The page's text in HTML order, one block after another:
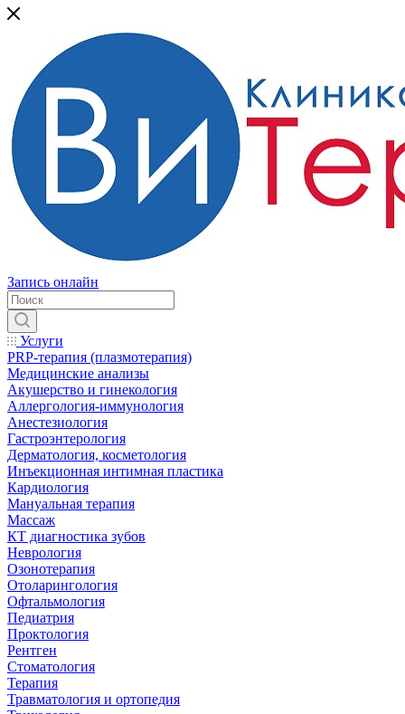
Запись онлайн
Услуги
PRP-терапия (плазмотерапия)
Медицинские анализы
Акушерство и гинекология
Аллергология-иммунология
Анестезиология
Гастроэнтерология
Дерматология, косметология
Инъекционная интимная пластика
Кардиология
Мануальная терапия
Массаж
КТ диагностика зубов
Неврология
Озонотерапия
Отоларингология
Офтальмология
Педиатрия
Проктология
Рентген
Стоматология
Терапия
Травматология и ортопедия